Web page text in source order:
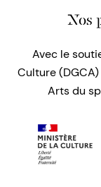
Nos
Avec le
Culture
Arts du